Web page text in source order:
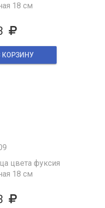
18 см
КОРЗИНУ
цвета фуксия
18 см